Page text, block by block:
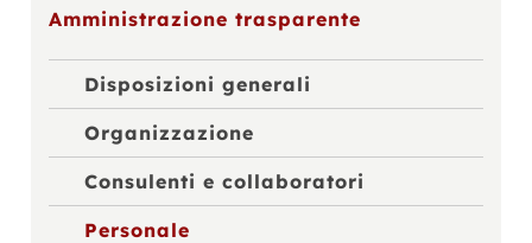
Amministrazione trasparente
Disposizioni generali
Organizzazione
Consulenti e collaboratori
Personale